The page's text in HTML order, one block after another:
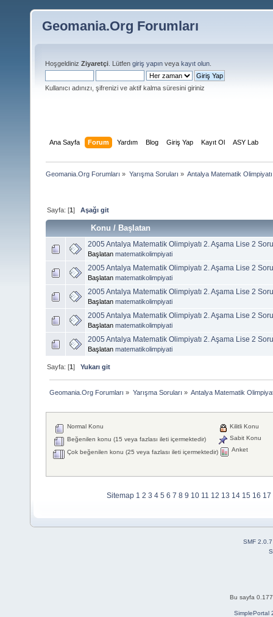
Geomania.Org Forumları
Hoşgeldiniz Ziyaretçi . Lütfen giriş yapın veya kayıt olun
Kullanıcı adınızı, şifrenizi ve aktif kalma süresini giriniz
Ana Sayfa Forum Yardım Blog Giriş Yap Kayıt Ol ASY Lab
Geomania.Org Forumları » Yarışma Soruları » Antalya Matematik
Sayfa: [1]Aşağı git
Konu /Başlatan
2005 Antalya Matematik Olimpiyatı 2. Aşama Lise 2
Başlatan matematikolimpiyati
2005 Antalya Matematik Olimpiyatı 2. Aşama Lise 2
Başlatan matematikolimpiyati
2005 Antalya Matematik Olimpiyatı 2. Aşama Lise 2
Başlatan matematikolimpiyati
2005 Antalya Matematik Olimpiyatı 2. Aşama Lise 2
Başlatan matematikolimpiyati
2005 Antalya Matematik Olimpiyatı 2. Aşama Lise 2
Başlatan matematikolimpiyati
Sayfa: [1]Yukarı git
Geomania.Org Forumları » Yarışma Soruları » Antalya Matematik
Normal Konu
Beğenilen konu (15 veya fazlası ileti içermektedir)
Çok beğenilen konu (25 veya fazlası ileti içermektedir)
Kilitli Konu
Sabit Konu
Anket
Sitemap 1 2 3 4 5 6 7 8 9 10 11 12 13 14 15 16 17
SMF 2.0.7
Bu sayfa
SimplePortal